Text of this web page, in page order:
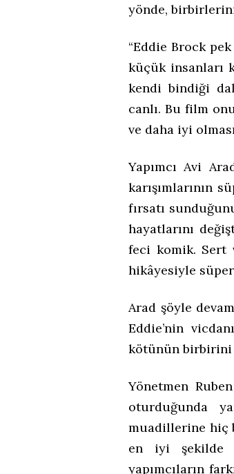
yönde,
“Eddie Brock
küçük insanları
kendi bindiği
canlı. Bu film
ve daha iyi
Yapımcı Avi
karışımlarının
fırsatı
hayatlarını
feci komik. Sert
hikâyesiyle süper
Arad şöyle
Eddie’nin
kötünün birbirini
Yönetmen
oturduğunda
muadillerine hiç
en iyi şekilde
yapımcıların